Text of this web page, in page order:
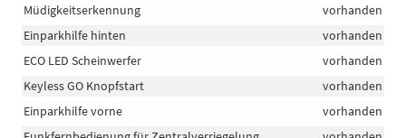
Müdigkeitserkennung
vorhanden
Einparkhilfe hinten
vorhanden
ECO LED Scheinwerfer
vorhanden
Keyless GO Knopfstart
vorhanden
Einparkhilfe vorne
vorhanden